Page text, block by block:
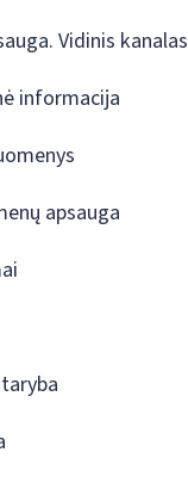
Vidinis kanalas
informacija
apsauga